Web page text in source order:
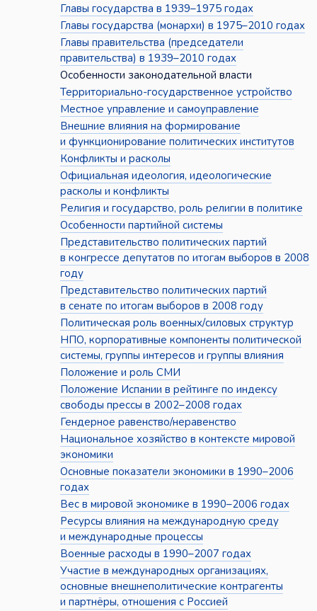
Главы государства в 1939–1975 годах
Главы государства (монархи) в 1975–2010 годах
Главы правительства (председатели
правительства) в 1939–2010 годах
Особенности законодательной власти
Территориально-государственное устройство
Местное управление и самоуправление
Внешние влияния на формирование
и функционирование политических институтов
Конфликты и расколы
Официальная идеология, идеологические
расколы и конфликты
Религия и государство, роль религии в политике
Особенности партийной системы
Представительство политических партий
в конгрессе депутатов по итогам выборов в 2008
году
Представительство политических партий
в сенате по итогам выборов в 2008 году
Политическая роль военных/силовых структур
НПО, корпоративные компоненты политической
системы, группы интересов и группы влияния
Положение и роль СМИ
Положение Испании в рейтинге по индексу
свободы прессы в 2002–2008 годах
Гендерное равенство/неравенство
Национальное хозяйство в контексте мировой
экономики
Основные показатели экономики в 1990–2006
годах
Вес в мировой экономике в 1990–2006 годах
Ресурсы влияния на международную среду
и международные процессы
Военные расходы в 1990–2007 годах
Участие в международных организациях,
основные внешнеполитические контрагенты
и партнёры, отношения с Россией